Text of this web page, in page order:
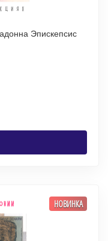
Эпискепсис
НОВИНКА